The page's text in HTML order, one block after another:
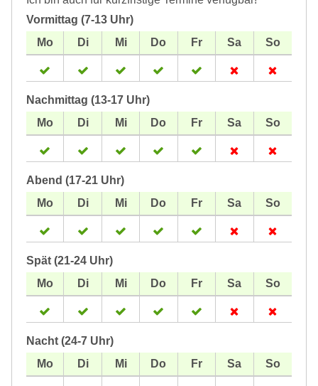
Vormittag (7-13 Uhr)
Nachmittag (13-17 Uhr)
Abend (17-21 Uhr)
Spät (21-24 Uhr)
Nacht (24-7 Uhr)